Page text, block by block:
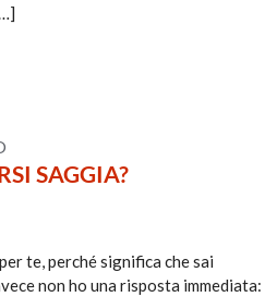
SAGGIA?
te, perché significa che sai
non ho una risposta immediata: